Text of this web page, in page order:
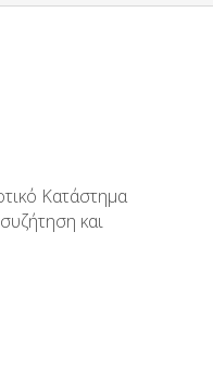
Κατάστημα
και